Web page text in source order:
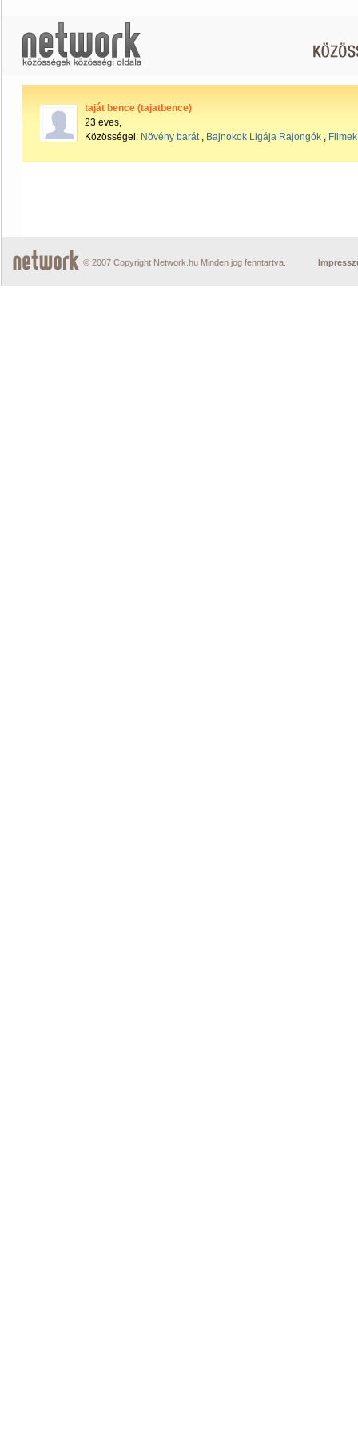
taját bence (tajatbence)
23 éves,
Közösségei: Növény barát, Bajnokok Ligája Rajongók ,
© 2007 Copyright Network.hu Minden jog fenntartva.